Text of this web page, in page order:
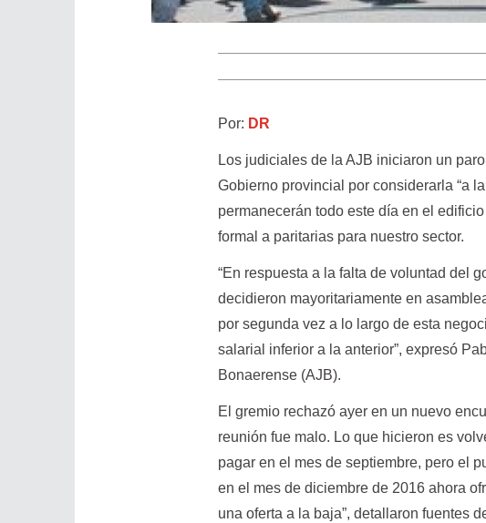
Por: DR
Los judiciales de la AJB iniciaron un
Gobierno provincial por considerarla “a
permanecerán todo este día en el
formal a paritarias para nuestro sector.
“En respuesta a la falta de voluntad del
decidieron mayoritariamente en
por segunda vez a lo largo de esta
salarial inferior a la anterior”, expresó
Bonaerense (AJB).
El gremio rechazó ayer en un nuevo
reunión fue malo. Lo que hicieron es
pagar en el mes de septiembre, pero el
en el mes de diciembre de 2016 ahora
una oferta a la baja”, detallaron fuentes